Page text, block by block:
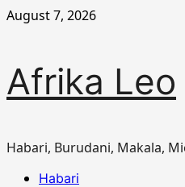
Skip
August 7, 2026
Afrika Leo
Habari, Burudani, Makala,
PrimaryHabari